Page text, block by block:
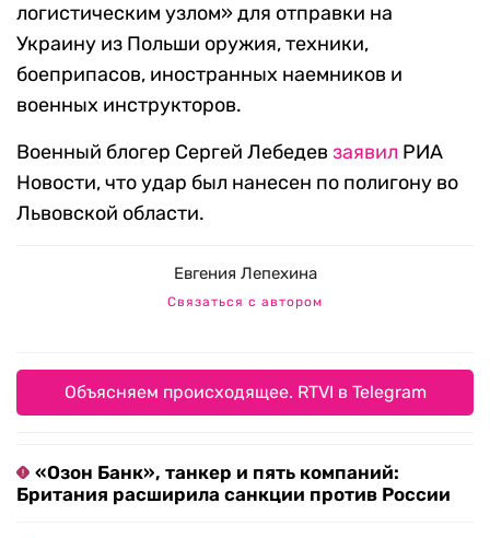
логистическим узлом» для отправки на
Украину из Польши оружия, техники,
боеприпасов, иностранных наемников и
военных инструкторов.
Военный блогер Сергей Лебедев заявил РИА
Новости, что удар был нанесен по полигону во
Львовской области.
Евгения Лепехина
Связаться с автором
Объясняем происходящее. RTVI в Telegram
«Озон Банк», танкер и пять компаний:
Британия расширила санкции против России